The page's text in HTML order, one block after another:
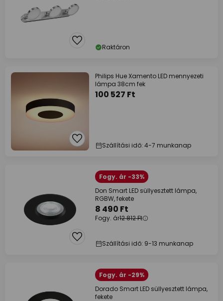
Raktáron
Philips Hue Xamento LED mennyezeti
lámpa 38cm fek
100 527 Ft
Szállítási idő: 4-7 munkanap
Fogy. ár -33%
Don Smart LED süllyesztett lámpa,
RGBW, fekete
8 490 Ft
Fogy. ár12 812 Ft
Szállítási idő: 9-13 munkanap
Fogy. ár -29%
Dorado Smart LED süllyesztett lámpa,
fekete